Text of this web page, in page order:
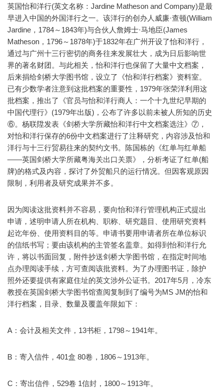
英国怡和洋行(英文名称：Jardine Matheson and Company)是最
早进入中国的外国洋行之一。该洋行的创办人威廉·查顿(William
Jardine，1784～1843年)与合伙人詹姆士·马地臣(James
Matheson，1796～1878年)于1832年在广州开设了怡和洋行，
通过与广州十三行密切的商务往来发展壮大，成为日后影响世
界的著名财团。与此相关，怡和洋行也保留了大量中文档案，
后来捐给剑桥大学图书馆，设立了《怡和洋行档案》资料室。
已有少数学者注意到这批档案的重要性，1979年张荣洋利用这
批档案，推出了《官员与怡和洋行商人：一个十九世纪早期的
中国代理行》(1979年出版)，公布了许多以前未被人所知的历史
⑥。杨联陞发表《剑桥大学所藏怡和洋行中文档案选注》⑦，
对怡和洋行保存的6份中文档案进行了注释研究，内容涉及怡和
洋行与十三行贸易往来的契约文书。陈国栋的《红单与红单船
——英国剑桥大学所藏粤海关出口关票》，分析考证了红单(船
牌)的格式及内容，探讨了外贸船只的运行情况。但因客观原因
限制，利用者及研究成果并不多。
因为阅读这批资料并不容易，要向怡和洋行管理机构正式提出
申请，述明申请人所在机构、职称、研究题目、使用研究资料
起讫年份、使用资料目的等。申请书要用申请者所在单位标识
的信纸书写；要由该机构的主管签名盖章。如得到怡和洋行允
许，将以书面回复，附件抄送剑桥大学图书馆，在指定时间地
点办理阅读手续，方可查阅该批资料。为了办理图书证，除护
照外还要提供有家庭住址的英文涉外公证书。2017年5月，冷东
教授在英国剑桥大学图书馆查阅复制到了编号为MS JM的怡和
洋行档案，目录、数量及覆盖年限如下：
A：会计及相关文件，13书柜，1798～1941年。
B：寄入信件，401盒 80卷，1806～1913年。
C：寄出信件，529卷 1信封，1800～1913年。